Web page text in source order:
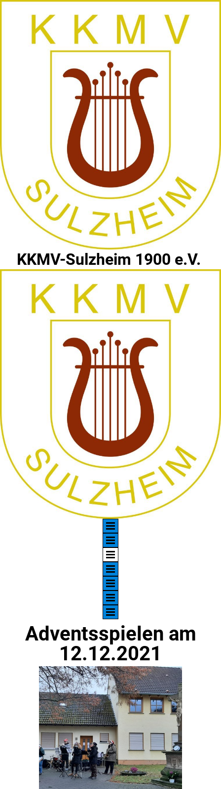
KKMV-Sulzheim 1900 e.V.
Adventsspielen am
12.12.2021